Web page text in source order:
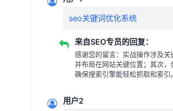
seo关键词优化系统
来自SEO专员的回复：
感谢您的留言：实战操作涉及
并布局在网站关键位置；其次，
确保搜索引擎能轻松抓取和索引
用户2